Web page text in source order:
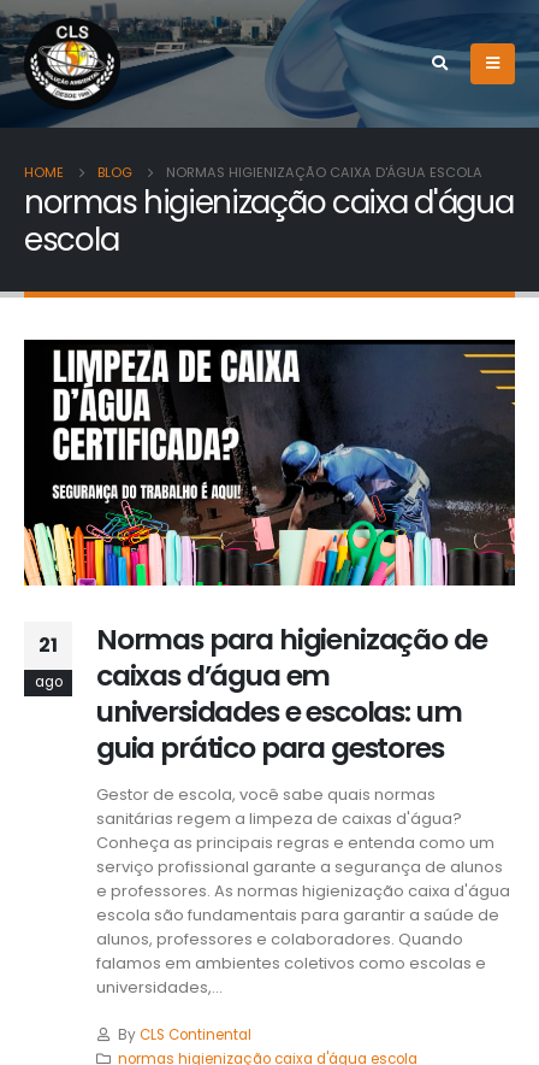
HOME BLOG NORMAS HIGIENIZAÇÃO CAIXA D'ÁGUA ESCOLA
normas higienização caixa d'água
escola
21
ago
Normas para higienização de
caixas d’água em
universidades e escolas: um
guia prático para gestores
Gestor de escola, você sabe quais normas
sanitárias regem a limpeza de caixas d'água?
Conheça as principais regras e entenda como um
serviço profissional garante a segurança de alunos
e professores. As normas higienização caixa d'água
escola são fundamentais para garantir a saúde de
alunos, professores e colaboradores. Quando
falamos em ambientes coletivos como escolas e
universidades,...
ByCLS Continental
normas higienização caixa d'água escola